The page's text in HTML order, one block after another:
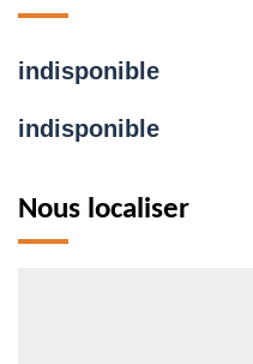
indisponible
indisponible
Nous localiser